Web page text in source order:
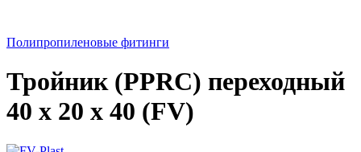
Полипропиленовые фитинги
Тройник (PPRC) переходный
40 x 20 x 40 (FV)